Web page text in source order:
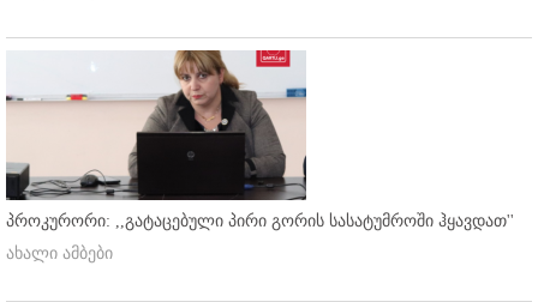
პროკურორი: ,,გატაცებული პირი გორის სასატუმროში ჰყავდათ''
ახალი ამბები